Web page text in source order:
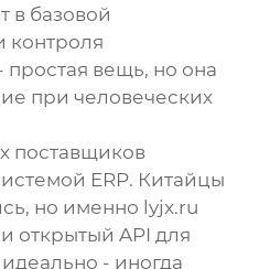
в базовой
контроля
простая вещь, но она
при человеческих
поставщиков
ERP. Китайцы
но именно lyjx.ru
открытый API для
- иногда